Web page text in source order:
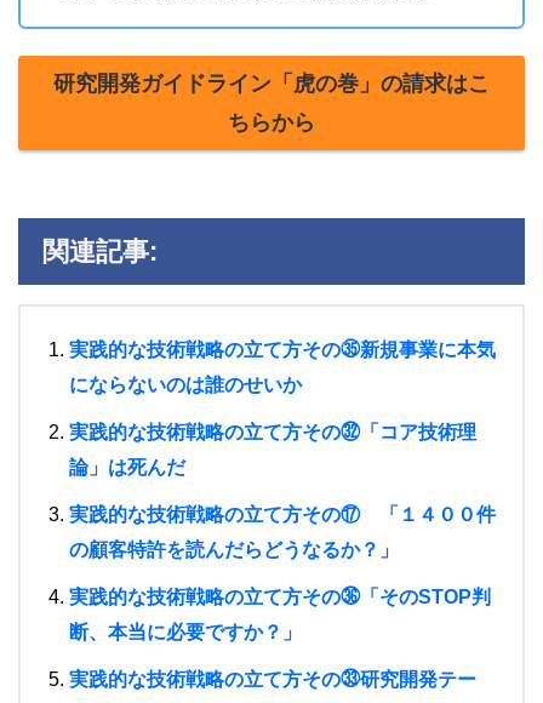
研究開発ガイドライン「虎の巻」の請求はこ
ちらから
関連記事:
実践的な技術戦略の立て方その㉟新規事業に本気
にならないのは誰のせいか
実践的な技術戦略の立て方その㉜「コア技術理
論」は死んだ
実践的な技術戦略の立て方その⑰ 「１４００件
の顧客特許を読んだらどうなるか？」
実践的な技術戦略の立て方その㊱「そのSTOP判
断、本当に必要ですか？」
実践的な技術戦略の立て方その㉝研究開発テー